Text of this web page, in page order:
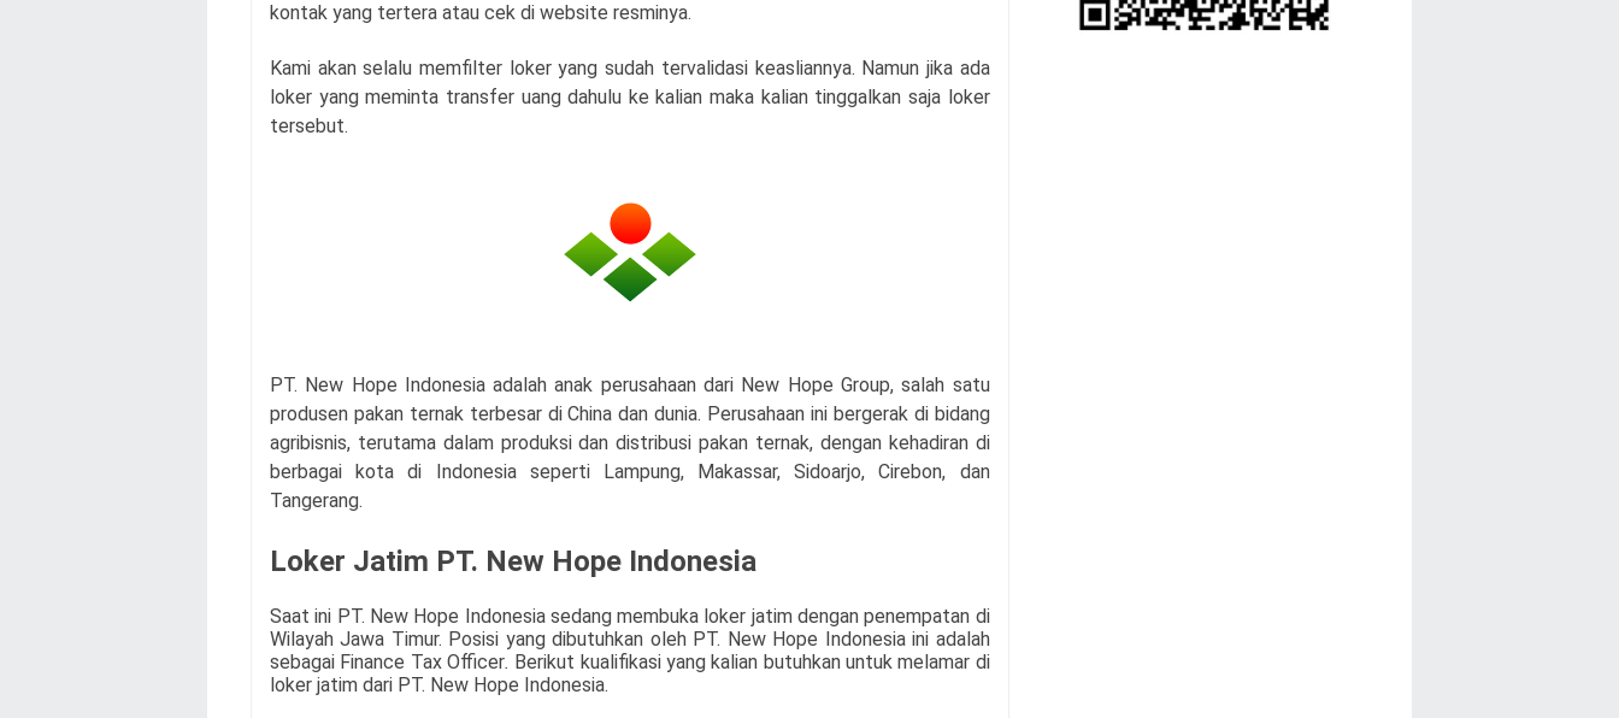
kontak yang tertera atau cek di website resminya.
Kami akan selalu memfilter loker yang sudah tervalidasi keasliannya. Namun jika ada
loker yang meminta transfer uang dahulu ke kalian maka kalian tinggalkan saja loker
tersebut.
PT. New Hope Indonesia adalah anak perusahaan dari New Hope Group, salah satu
produsen pakan ternak terbesar di China dan dunia. Perusahaan ini bergerak di bidang
agribisnis, terutama dalam produksi dan distribusi pakan ternak, dengan kehadiran di
berbagai kota di Indonesia seperti Lampung, Makassar, Sidoarjo, Cirebon, dan
Tangerang.
Loker Jatim PT. New Hope Indonesia
Saat ini PT. New Hope Indonesia sedang membuka loker jatim dengan penempatan di
Wilayah Jawa Timur. Posisi yang dibutuhkan oleh PT. New Hope Indonesiaini adalah
sebagai Finance Tax Officer. Berikut kualifikasi yang kalian butuhkan untuk melamar di
loker jatim dari PT. New Hope Indonesia.